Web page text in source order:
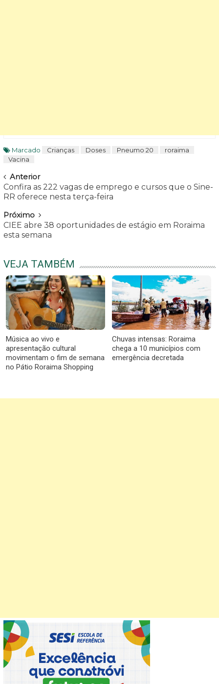
Marcado Crianças Doses Pneumo 20
roraima
Vacina
Navegar
Anterior
Confira as 222 vagas de emprego e cursos que o Sine-
RR oferece nesta terça-feira
Próximo
CIEE abre 38 oportunidades de estágio em Roraima
esta semana
VEJA TAMBÉM
Música ao vivo e
apresentação cultural
movimentam o fim de semana
no Pátio Roraima Shopping
Chuvas intensas: Roraima
chega a 10 municípios com
emergência decretada